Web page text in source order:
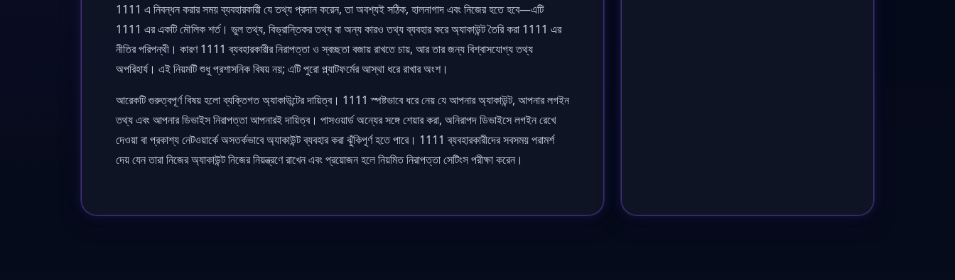
1111 এ নিবন্ধন করার সময় ব্যবহারকারী যে তথ্য প্রদান করেন, তা অবশ্যই সঠিক, হালনাগাদ এবং নিজের হতে হবে—এটি
1111 এর একটি মৌলিক শর্ত। ভুল তথ্য, বিভ্রান্তিকর তথ্য বা অন্য কারও তথ্য ব্যবহার করে অ্যাকাউন্ট তৈরি করা 1111 এর
নীতির পরিপন্থী। কারণ 1111 ব্যবহারকারীর নিরাপত্তা ও স্বচ্ছতা বজায় রাখতে চায়, আর তার জন্য বিশ্বাসযোগ্য তথ্য
অপরিহার্য। এই নিয়মটি শুধু প্রশাসনিক বিষয় নয়; এটি পুরো প্ল্যাটফর্মের আস্থা ধরে রাখার অংশ।
আরেকটি গুরুত্বপূর্ণ বিষয় হলো ব্যক্তিগত অ্যাকাউন্টের দায়িত্ব। 1111 স্পষ্টভাবে ধরে নেয় যে আপনার অ্যাকাউন্ট, আপনার লগইন
তথ্য এবং আপনার ডিভাইস নিরাপত্তা আপনারই দায়িত্ব। পাসওয়ার্ড অন্যের সঙ্গে শেয়ার করা, অনিরাপদ ডিভাইসে লগইন রেখে
দেওয়া বা প্রকাশ্য নেটওয়ার্কে অসতর্কভাবে অ্যাকাউন্ট ব্যবহার করা ঝুঁকিপূর্ণ হতে পারে। 1111 ব্যবহারকারীদের সবসময় পরামর্শ
দেয় যেন তারা নিজের অ্যাকাউন্ট নিজের নিয়ন্ত্রণে রাখেন এবং প্রয়োজন হলে নিয়মিত নিরাপত্তা সেটিংস পরীক্ষা করেন।